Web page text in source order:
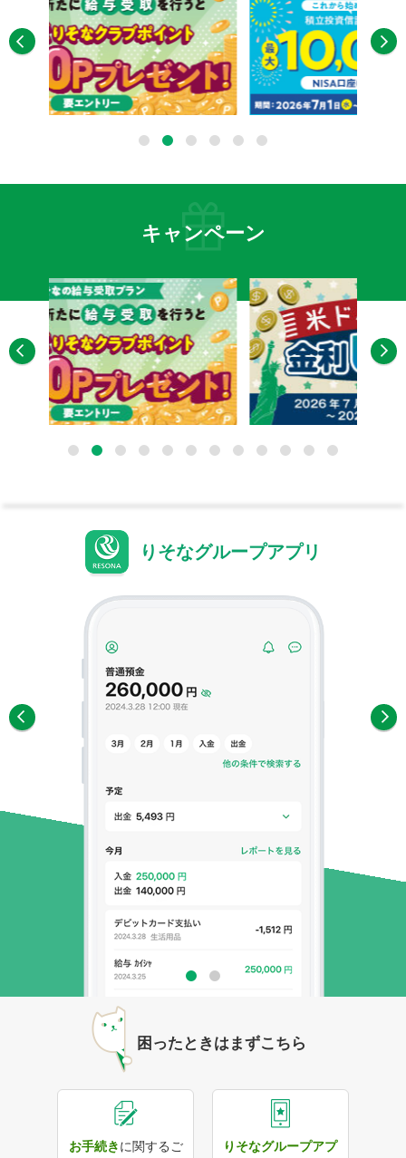
3 4 5 6
キャンペーン
3 4 5 6 7 8 9 10 11 12
りそな口座開設アプリ
1
困ったときはまずこちら
お手続き に関するご
りそなグループアプ